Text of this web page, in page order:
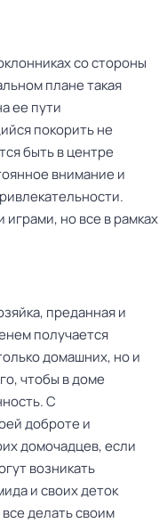
со стороны
плане такая
ее пути
покорить не
быть в центре
внимание и
но все в рамках
преданная и
получается
домашних, но и
чтобы в доме
С
доброте и
домочадцев, если
возникать
и своих деток
делать своим